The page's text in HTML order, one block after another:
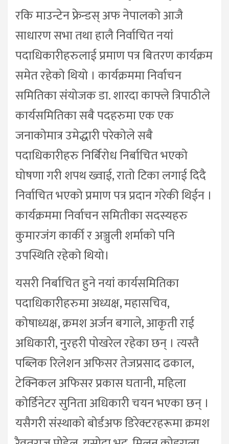
रकि माउन्टेन फ्रेन्डस् अफ नेपालको आजै
साधारण सभा तथा हालै निर्वाचित नयां
पदाधिकारीहरुलाई प्रमाण पत्र बितरण कार्यक्रम
समेत रहेको थियो । कार्यक्रममा निर्वाचन
समितिका संयोजक डा. शारदा काफ्ले त्रिपाठीले
कार्यसमितिका सबै पदहरुमा एक एक
जनाकोमात्र उमेद्धारी परेकोले सबै
पदाधिकारीहरु निर्बिरोध निर्बाचित भएको
घोषणा गरी शपथ ख्वाई, रातो टिका लगाई दिदै
निर्वाचित भएको प्रमाण पत्र प्रदान गरेकी थिईन ।
कार्यक्रममा निर्वाचन समितीका सदस्यहरु
कुमारजंग कार्की र अञ्जुली शर्माको पनि
उपस्थिति रहेको थियो।
यसरी निर्बाचित हुने नयां कार्यसमितिका
पदाधिकारीहरुमा अध्यक्ष, महासचिव,
कोषाध्यक्ष, क्रमश अर्जन बगाले, आकृती राई
अधिकारी, नुरहरी पोखरेल रहेका छन् । त्यस्तै
पब्लिक रिलेशन अफिसर तेजप्रसाद ढकाल,
टेक्निकल अफिसर प्रकास घतानी, महिला
कोर्डिनेटर सुनिता अधिकारी चयन भएका छन् ।
यसैगरी संस्थाको बोर्डअफ डिरेक्टरहरूमा क्रमश